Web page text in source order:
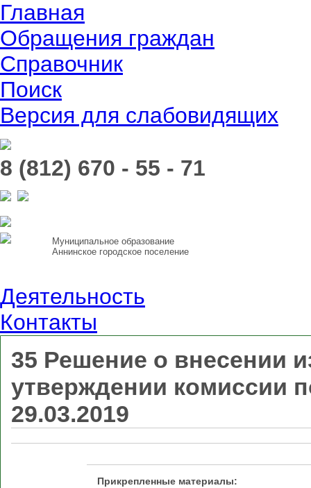
Главная
Обращения граждан
Справочник
Поиск
Версия для слабовидящих
8 (812) 670 - 55 - 71
Муниципальное образование
Аннинское городское поселение
Деятельность
Контакты
35 Решение о внесении
утверждении комиссии
29.03.2019
Прикрепленные материалы: